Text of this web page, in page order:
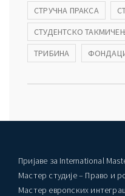
СТРУЧНА ПРАКСА
СТУДЕНТСКО
ТРИБИНА
Пријаве за International
Мастер студије – Право и
Мастер европских